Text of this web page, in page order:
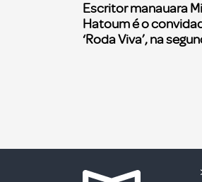
Escritor manauara
Hatoum é o
‘Roda Viva’, na